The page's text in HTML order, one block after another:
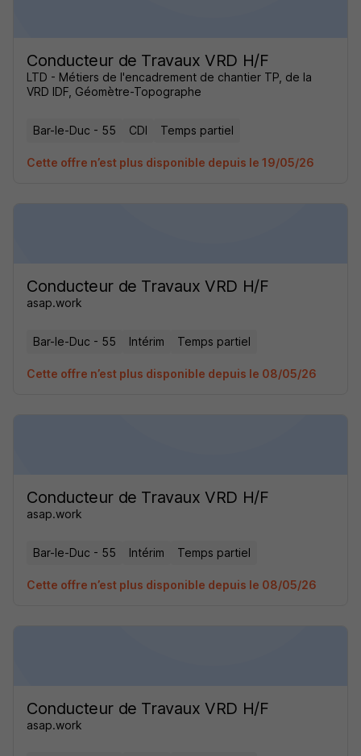
Conducteur de Travaux VRD H/F
LTD - Métiers de l'encadrement de chantier TP, de la
VRD IDF, Géomètre-Topographe
Bar-le-Duc - 55 CDI Temps partiel
Cette offre n’est plus disponible depuis le 19/05/26
Conducteur de Travaux VRD H/F
asap.work
Bar-le-Duc - 55 Intérim Temps partiel
Cette offre n’est plus disponible depuis le 08/05/26
Conducteur de Travaux VRD H/F
asap.work
Bar-le-Duc - 55 Intérim Temps partiel
Cette offre n’est plus disponible depuis le 08/05/26
Conducteur de Travaux VRD H/F
asap.work